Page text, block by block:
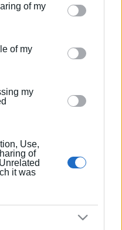
uses one or more
and store information
or deny consent to
use your data for
of my
of my
my
Use,
of
it was
η πρώτη και
στον κόσμο
2026
2026/17:27
«ζωντανεύει» στο